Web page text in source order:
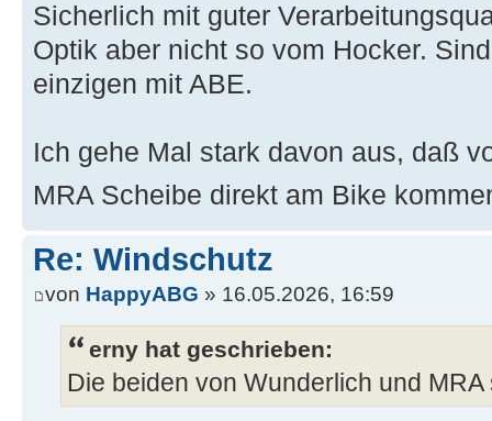
Sicherlich mit guter
Optik aber nicht so vom Hocker.
einzigen mit ABE.
Ich gehe Mal stark davon aus, daß
MRA Scheibe direkt am Bike
Re: Windschutz
von HappyABG » 16.05.2026, 16:59
erny hat geschrieben:
Die beiden von Wunderlich und